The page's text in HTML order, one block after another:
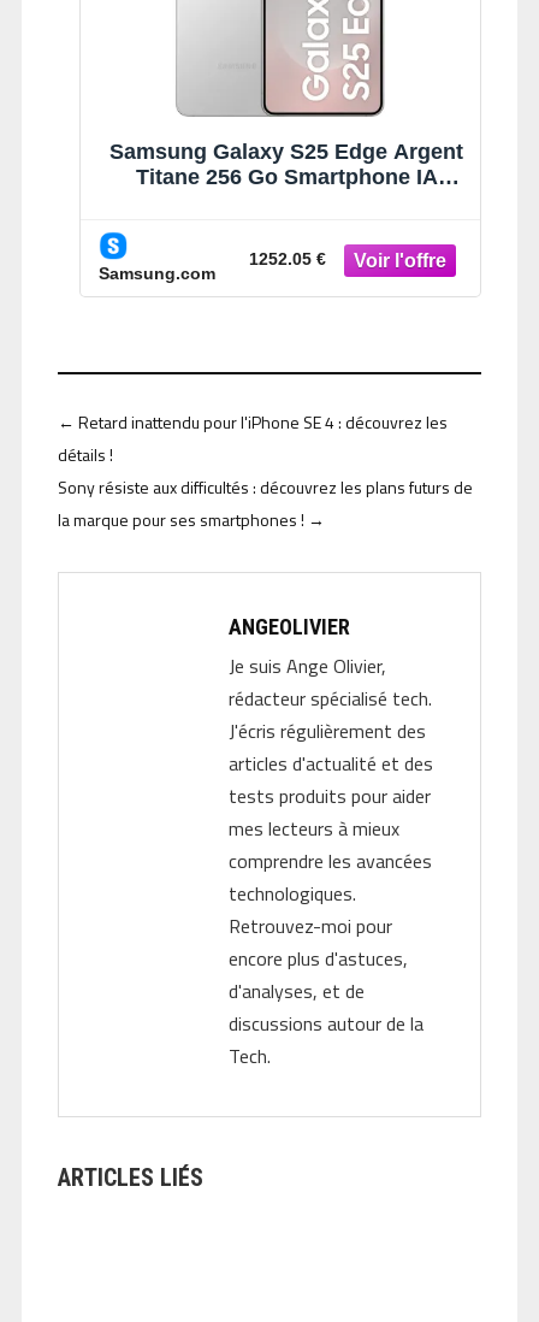
Samsung Galaxy S25 Edge Argent
Titane 256 Go Smartphone IA
Samsung.com
1252.05 €
← Retard inattendu pour l'iPhone SE 4 : découvrez les
détails !
Sony résiste aux difficultés : découvrez les plans futurs de
la marque pour ses smartphones ! →
ANGEOLIVIER
Je suis Ange Olivier,
rédacteur spécialisé tech.
J'écris régulièrement des
articles d'actualité et des
tests produits pour aider
mes lecteurs à mieux
comprendre les avancées
technologiques.
Retrouvez-moi pour
encore plus d'astuces,
d'analyses, et de
discussions autour de la
Tech.
ARTICLES LIÉS